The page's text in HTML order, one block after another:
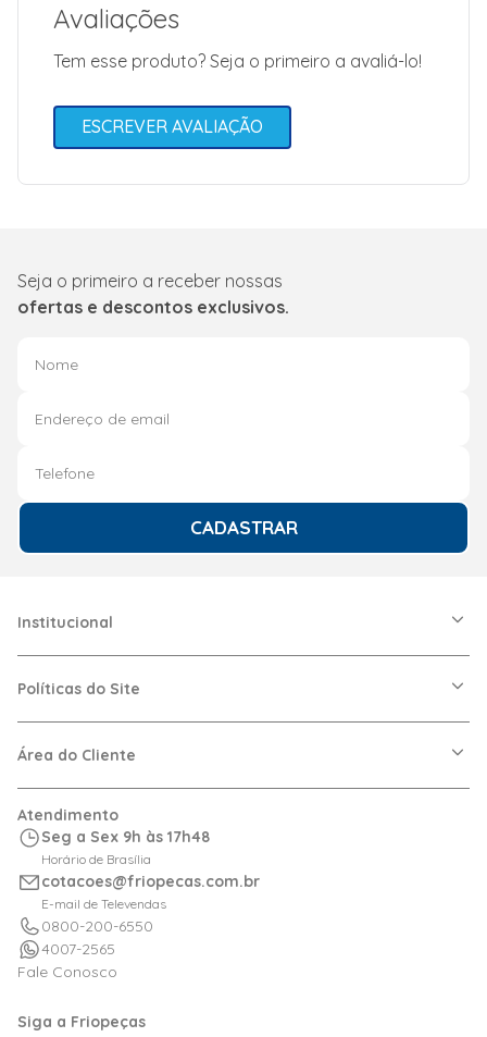
Avaliações
Tem esse produto? Seja o primeiro a avaliá-lo!
ESCREVER AVALIAÇÃO
Seja o primeiro a receber nossas
ofertas e descontos exclusivos.
CADASTRAR
Institucional
Nossas Lojas
Dúvidas Frequentes
Políticas do Site
Política de Privacidade
Logística
Área do Cliente
Meus Pedidos
Calculadora de BTUs
Portal de Boletos
Orçamentos
Atendimento
Seg a Sex 9h às 17h48
Horário de Brasília
cotacoes@friopecas.com.br
E-mail de Televendas
0800-200-6550
4007-2565
Fale Conosco
Siga a Friopeças